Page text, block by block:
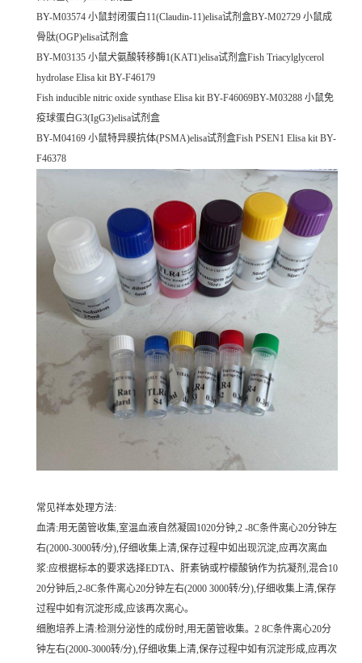
BY-M03574 小鼠封闭蛋白11(Claudin-11)elisa试剂盒BY-M02729 小鼠成
骨肽(OGP)elisa试剂盒
BY-M03135 小鼠犬氨酸转移酶1(KAT1)elisa试剂盒Fish Triacylglycerol
hydrolase Elisa kit BY-F46179
Fish inducible nitric oxide synthase Elisa kit BY-F46069BY-M03288 小鼠免
疫球蛋白G3(IgG3)elisa试剂盒
BY-M04169 小鼠特异膜抗体(PSMA)elisa试剂盒Fish PSEN1 Elisa kit BY-
F46378
常见祥本处理方法:
血清:用无菌管收集,室温血液自然凝固1020分钟,2 -8C条件离心20分钟左
右(2000-3000转/分),仔细收集上清,保存过程中如出现沉淀,应再次离血
浆:应根据标本的要求选择EDTA、肝素钠或柠檬酸钠作为抗凝剂,混合10
20分钟后,2-8C条件离心20分钟左右(2000 3000转/分),仔细收集上清,保存
过程中如有沉淀形成,应该再次离心。
细胞培养上清:检测分泌性的成份时,用无菌管收集。2 8C条件离心20分
钟左右(2000-3000转/分),仔细收集上清,保存过程中如有沉淀形成,应再次